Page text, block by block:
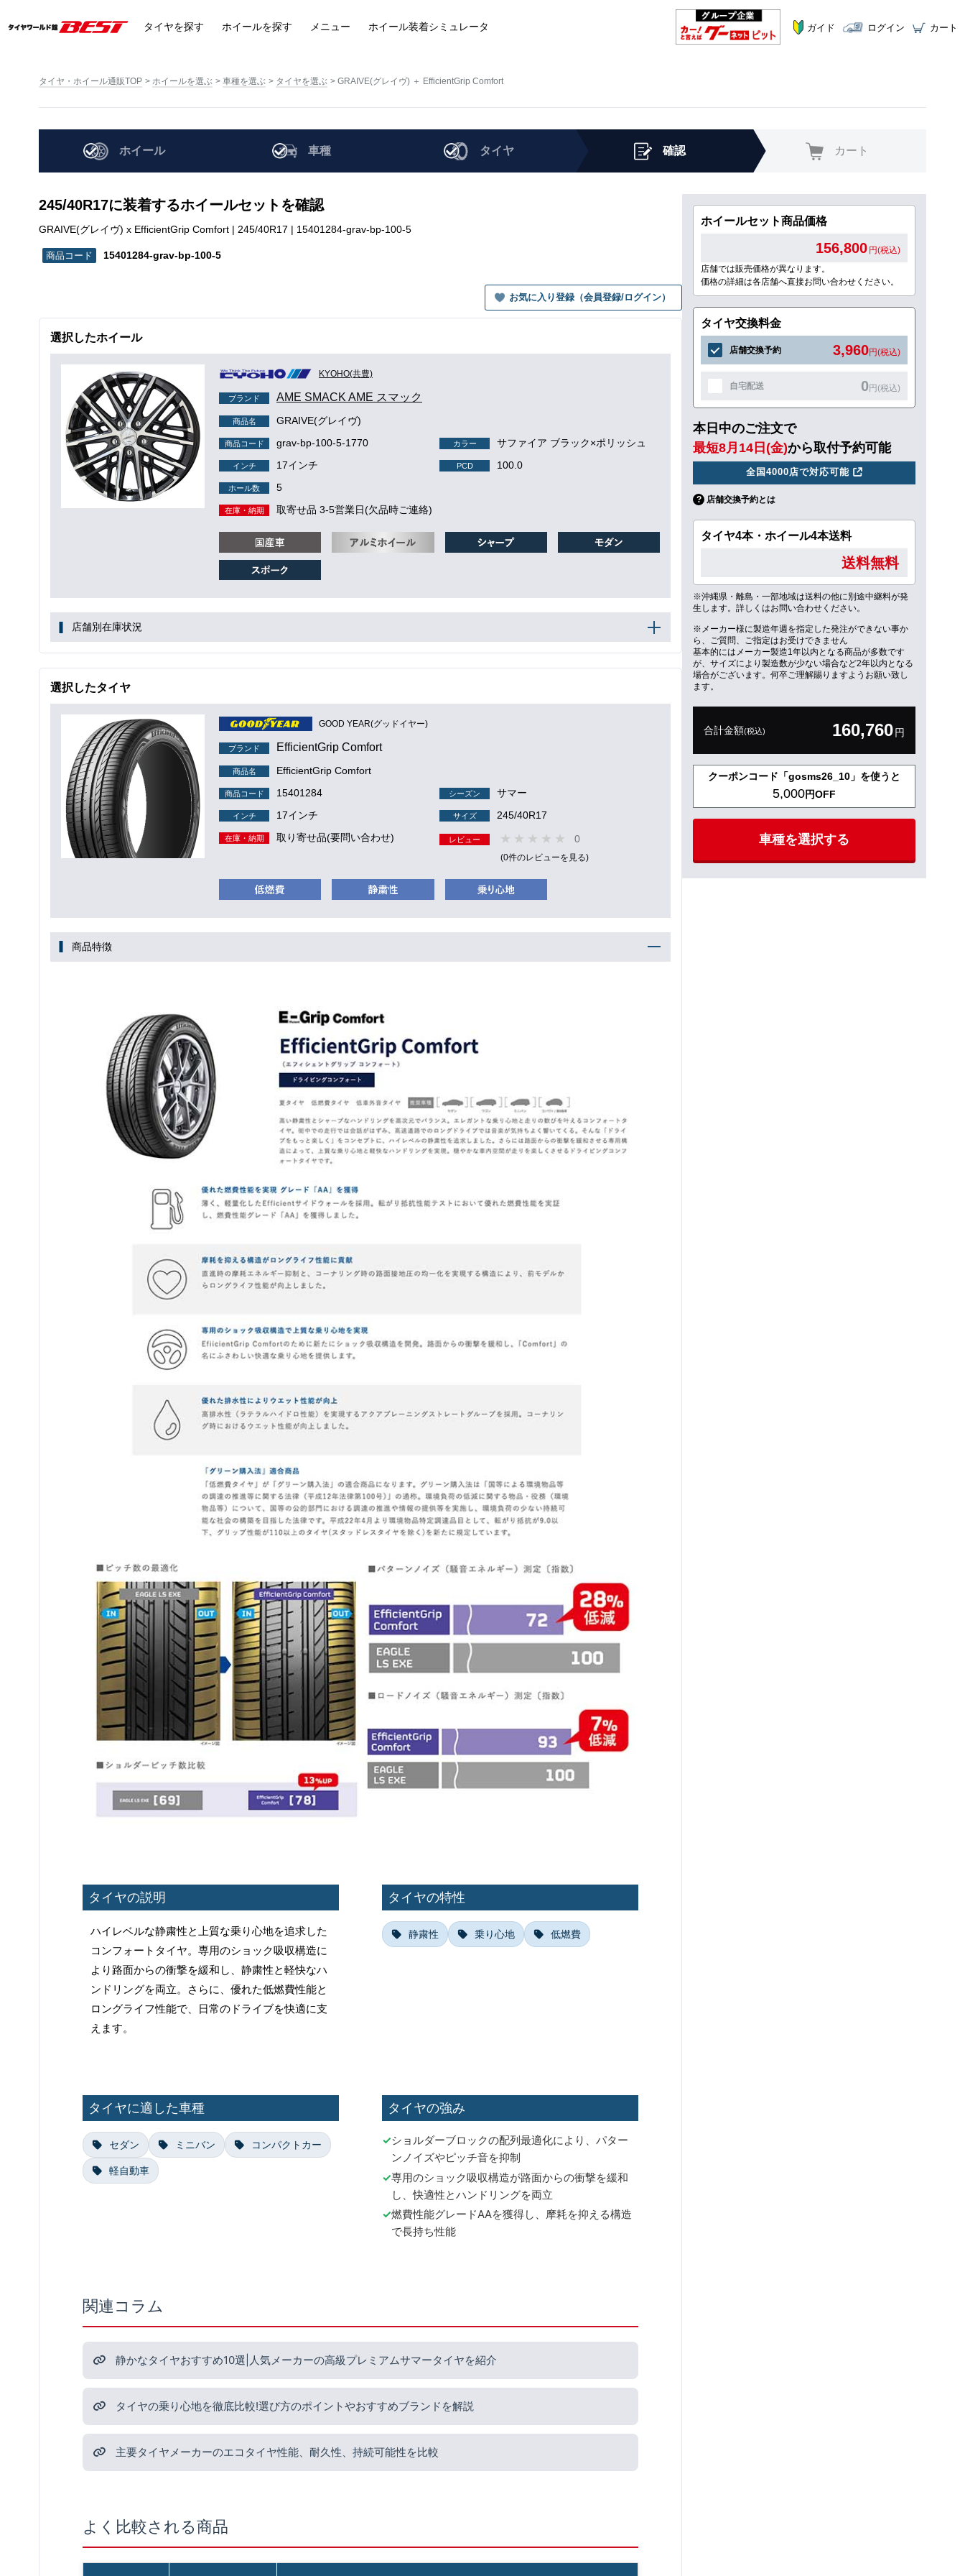
タイヤを探す ホイールを探す メニュー ホイール装着シミュレータ ガイド ログイン カート
タイヤ・ホイール通販TOP ホイールを選ぶ 車種を選ぶ タイヤを選ぶ GRAIVE(グレイヴ) ＋ EfficientGrip Comfort
ホイール 車種 タイヤ 確認 カート
245/40R17に装着するホイールセットを確認
GRAIVE(グレイヴ) x EfficientGrip Comfort | 245/40R17 | 15401284-grav-bp-100-5
15401284-grav-bp-100-5
お気に入り登録（会員登録/ログイン）
選択したホイール
KYOHO(共豊)
ブランド AME SMACK AME スマック
商品名 GRAIVE(グレイヴ)
商品コード grav-bp-100-5-1770 カラー サファイア ブラック×ポリッシュ
インチ 17インチ PCD 100.0
ホール数 5
在庫・納期 取寄せ品 3-5営業日(欠品時ご連絡)
店舗別在庫状況
選択したタイヤ
GOOD YEAR(グッドイヤー)
ブランド EfficientGrip Comfort
商品名 EfficientGrip Comfort
商品コード 15401284 シーズン サマー
インチ 17インチ サイズ 245/40R17
在庫・納期 取り寄せ品(要問い合わせ) レビュー 0
(0件のレビューを見る)
商品特徴
タイヤの説明
ハイレベルな静粛性と上質な乗り心地を追求した
コンフォートタイヤ。専用のショック吸収構造に
より路面からの衝撃を緩和し、静粛性と軽快なハ
ンドリングを両立。さらに、優れた低燃費性能と
ロングライフ性能で、日常のドライブを快適に支
えます。
タイヤの特性
静粛性 乗り心地 低燃費
タイヤに適した車種
セダン ミニバン コンパクトカー
軽自動車
タイヤの強み
ショルダーブロックの配列最適化により、パター
ンノイズやピッチ音を抑制
専用のショック吸収構造が路面からの衝撃を緩和
し、快適性とハンドリングを両立
燃費性能グレードAAを獲得し、摩耗を抑える構造
で長持ち性能
関連コラム
静かなタイヤおすすめ10選|人気メーカーの高級プレミアムサマータイヤを紹介
タイヤの乗り心地を徹底比較!選び方のポイントやおすすめブランドを解説
主要タイヤメーカーのエコタイヤ性能、耐久性、持続可能性を比較
よく比較される商品
ホイールセット商品価格
156,800 円(税込)
店舗では販売価格が異なります。
価格の詳細は各店舗へ直接お問い合わせください。
タイヤ交換料金
店舗交換予約 3,960円(税込)
自宅配送 0円(税込)
本日中のご注文で
最短8月14日(金)から取付予約可能
全国4000店で対応可能
店舗交換予約とは
タイヤ4本・ホイール4本送料
送料無料
※沖縄県・離島・一部地域は送料の他に別途中継料が発
生します。詳しくはお問い合わせください。
※メーカー様に製造年週を指定した発注ができない事か
ら、ご質問、ご指定はお受けできません
基本的にはメーカー製造1年以内となる商品が多数です
が、サイズにより製造数が少ない場合など2年以内となる
場合がございます。何卒ご理解賜りますようお願い致し
ます。
合計金額(税込) 160,760円
クーポンコード「gosms26_10」を使うと
5,000円OFF
車種を選択する